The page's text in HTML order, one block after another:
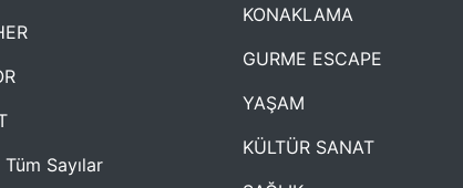
Sayılar
KONAKLAMA
GURME ESCAPE
YAŞAM
KÜLTÜR SANAT